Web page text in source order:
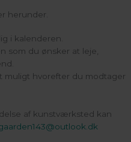
herunder.
i kalenderen.
som du ønsker at leje,
hvorefter du modtager
af kunstværksted kan